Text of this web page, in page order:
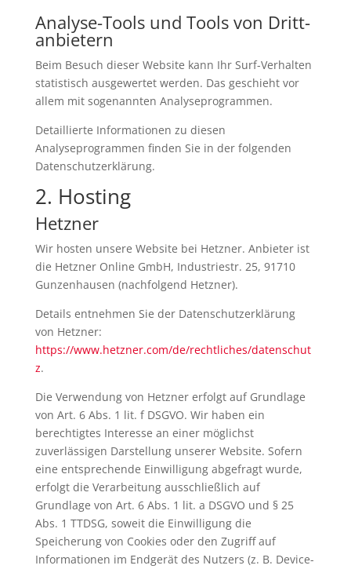
Analyse-Tools und Tools von Dritt­
anbietern
Beim Besuch dieser Website kann Ihr Surf-Verhalten
statistisch ausgewertet werden. Das geschieht vor
allem mit sogenannten Analyseprogrammen.
Detaillierte Informationen zu diesen
Analyseprogrammen finden Sie in der folgenden
Datenschutzerklärung.
2. Hosting
Hetzner
Wir hosten unsere Website bei Hetzner. Anbieter ist
die Hetzner Online GmbH, Industriestr. 25, 91710
Gunzenhausen (nachfolgend Hetzner).
Details entnehmen Sie der Datenschutzerklärung
von Hetzner:
https://www.hetzner.com/de/rechtliches/datenschut
z.
Die Verwendung von Hetzner erfolgt auf Grundlage
von Art. 6 Abs. 1 lit. f DSGVO. Wir haben ein
berechtigtes Interesse an einer möglichst
zuverlässigen Darstellung unserer Website. Sofern
eine entsprechende Einwilligung abgefragt wurde,
erfolgt die Verarbeitung ausschließlich auf
Grundlage von Art. 6 Abs. 1 lit. a DSGVO und § 25
Abs. 1 TTDSG, soweit die Einwilligung die
Speicherung von Cookies oder den Zugriff auf
Informationen im Endgerät des Nutzers (z. B. Device-